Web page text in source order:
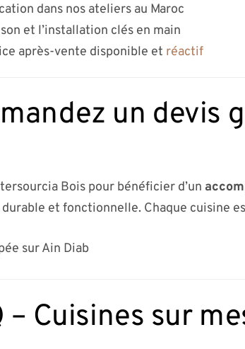
dans nos ateliers au Maroc
et l’installation clés en main
après-vente disponible et réactif
un devis
Bois pour bénéficier d’un
durable et fonctionnelle. Chaque cuisine
sur Ain Diab
– Cuisines sur